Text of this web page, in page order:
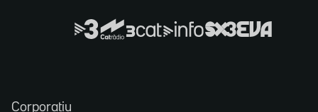
Corporatiu